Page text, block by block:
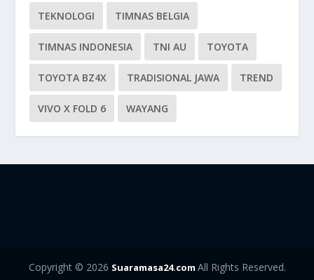
TEKNOLOGI TIMNAS BELGIA
TIMNAS INDONESIA TNI AU TOYOTA
TOYOTA BZ4X TRADISIONAL JAWA TREND
VIVO X FOLD 6 WAYANG
Copyright © 2026 Suaramasa24.com All Rights Reserved.